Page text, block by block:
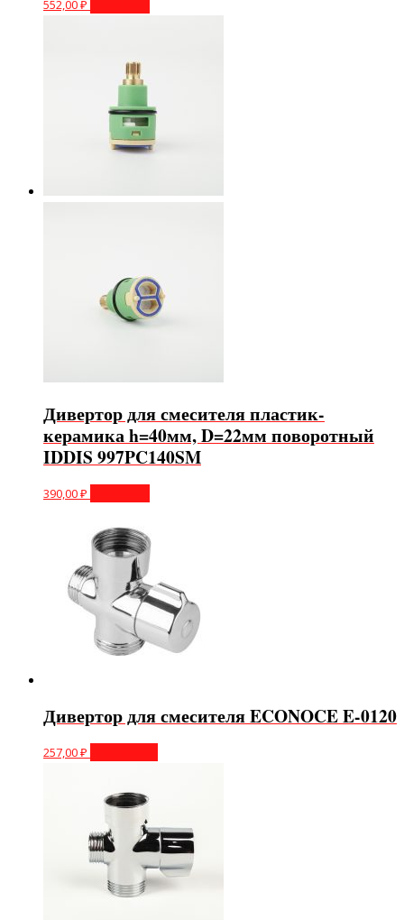
552,00₽
Дивертор для смесителя пластик-
керамика h=40мм, D=22мм поворотный
IDDIS 997PC140SM
390,00₽
Дивертор для смесителя ECONOCE E-0120
257,00₽